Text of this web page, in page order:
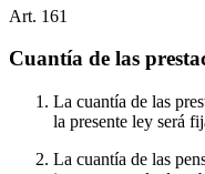
Art. 161
Cuantía de las
La cuantía de las
la presente ley será
La cuantía de las